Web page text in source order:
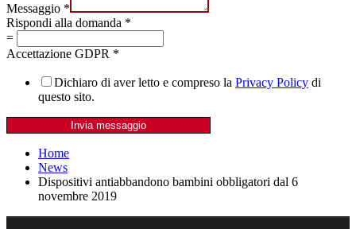
Messaggio *
Rispondi alla domanda *
=
Accettazione GDPR *
Dichiaro di aver letto e compreso la Privacy Policy di
questo sito.
Invia messaggio
Home
News
Dispositivi antiabbandono bambini obbligatori dal 6
novembre 2019